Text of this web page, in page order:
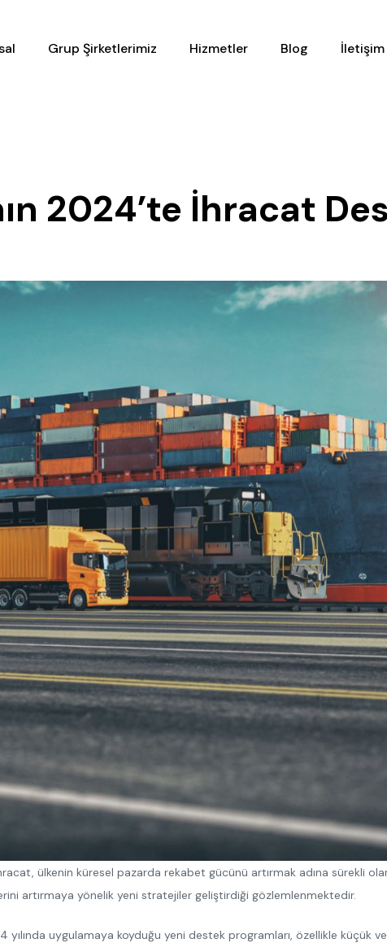
Grup Şirketlerimiz Hizmetler Blog İletişim
2024’te İhracat
ülkenin küresel pazarda rekabet gücünü artırmak adına sürekli
artırmaya yönelik yeni stratejiler geliştirdiği gözlemlenmektedir.
yılında uygulamaya koyduğu yeni destek programları, özellikle küçük